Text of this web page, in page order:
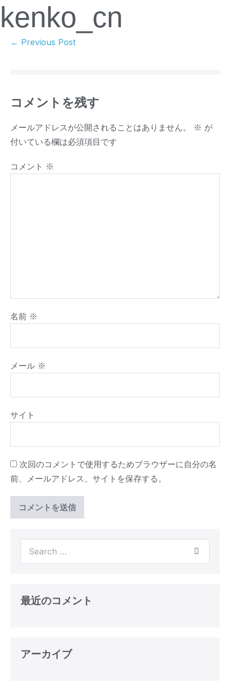
kenko_cn
← Previous Post
コメントを残す
メールアドレスが公開されることはありません。 ※ が
付いている欄は必須項目です
コメント ※
名前 ※
メール ※
サイト
次回のコメントで使用するためブラウザーに自分の名
前、メールアドレス、サイトを保存する。
最近のコメント
アーカイブ